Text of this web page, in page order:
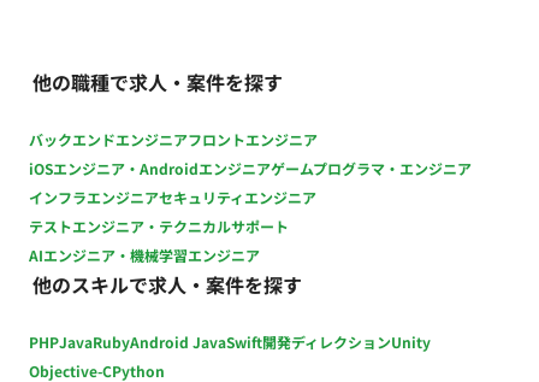
他の職種で求人・案件を探す
バックエンドエンジニアフロントエンジニア
iOSエンジニア・Androidエンジニアゲームプログラマ・エンジニア
インフラエンジニアセキュリティエンジニア
テストエンジニア・テクニカルサポート
AIエンジニア・機械学習エンジニア
他のスキルで求人・案件を探す
PHPJavaRubyAndroid JavaSwift開発ディレクションUnity
Objective-CPython